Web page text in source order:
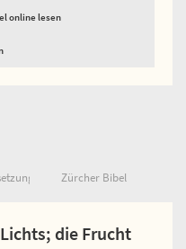
online lesen
Zürcher Bibel
die Frucht